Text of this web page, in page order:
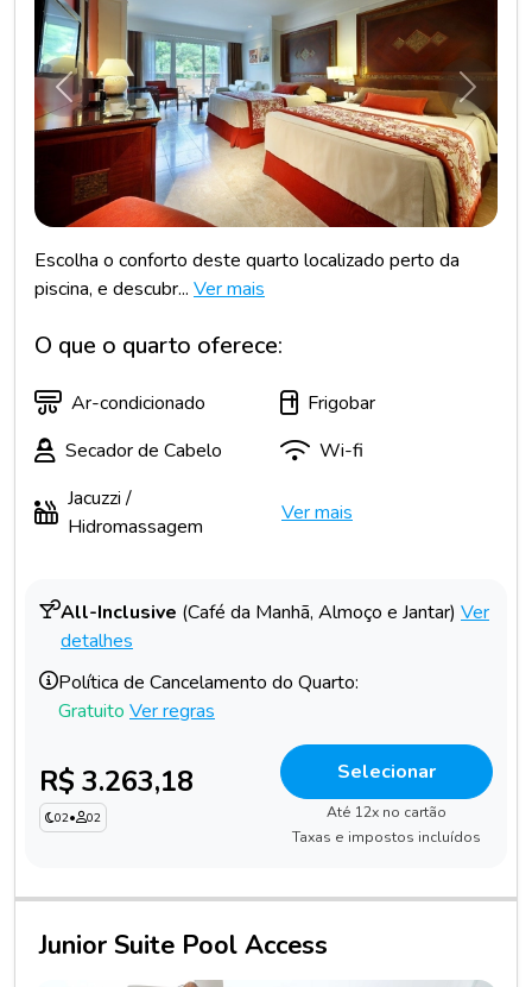
Anterior
Escolha o conforto deste quarto localizado perto da
piscina, e descubr... Ver mais
O que o quarto oferece:
Ar-condicionado
Frigobar
Secador de Cabelo
Wi-fi
Jacuzzi /
Hidromassagem
Ver mais
All-Inclusive (Café da Manhã, Almoço e Jantar) Ver
detalhes
Política de Cancelamento do Quarto:
Gratuito Ver regras
R$ 3.263,18
02• 02
Selecionar
Até 12x no cartão
Taxas e impostos incluídos
Junior Suite Pool Access